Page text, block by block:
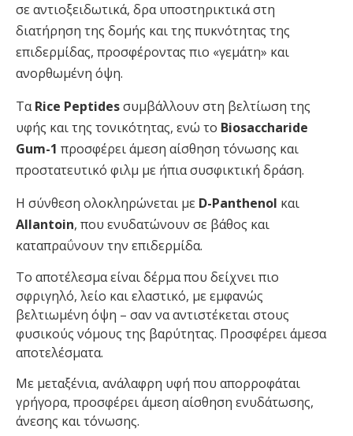
σε αντιοξειδωτικά, δρα υποστηρικτικά στη
διατήρηση της δομής και της πυκνότητας της
επιδερμίδας, προσφέροντας πιο «γεμάτη» και
ανορθωμένη όψη.
ΤαRice Peptidesσυμβάλλουν στη βελτίωση της
υφής και της τονικότητας, ενώ το Biosaccharide
Gum-1 προσφέρει άμεση αίσθηση τόνωσης και
προστατευτικό φιλμ με ήπια συσφικτική δράση.
Η σύνθεση ολοκληρώνεται με D-Panthenol και
Allantoin, που ενυδατώνουν σε βάθος και
καταπραΰνουν την επιδερμίδα.
Το αποτέλεσμα είναι δέρμα που δείχνει πιο
σφριγηλό, λείο και ελαστικό, με εμφανώς
βελτιωμένη όψη – σαν να αντιστέκεται στους
φυσικούς νόμους της βαρύτητας. Προσφέρει άμεσα
αποτελέσματα.
Με μεταξένια, ανάλαφρη υφή που απορροφάται
γρήγορα, προσφέρει άμεση αίσθηση ενυδάτωσης,
άνεσης και τόνωσης.